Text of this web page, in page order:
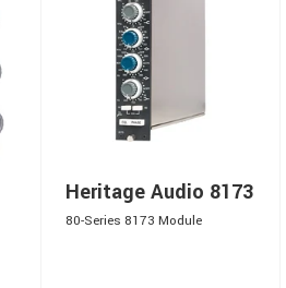
Heritage Audio 8173
80-Series 8173 Module